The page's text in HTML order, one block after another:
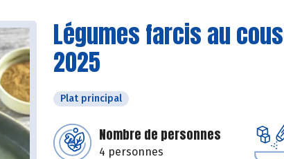
Légumes farcis au
2025
Plat principal
Nombre de personnes
4 personnes